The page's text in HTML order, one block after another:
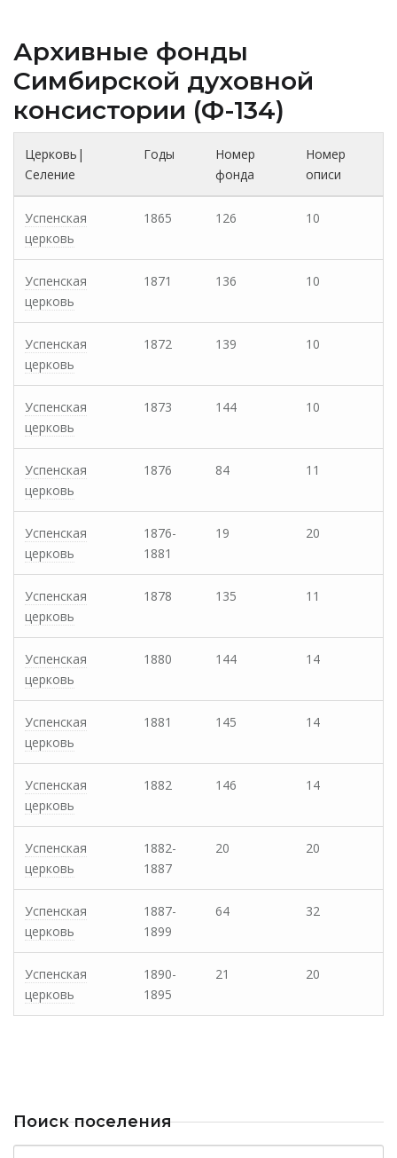
Архивные фонды
Cимбирской духовной
консистории (Ф-134)
Церковь|
Селение
Годы
Номер
фонда
Номер
описи
Успенская
церковь
1865 126 10
Успенская
церковь
1871 136 10
Успенская
церковь
1872 139 10
Успенская
церковь
1873 144 10
Успенская
церковь
1876 84 11
Успенская
церковь
1876-
1881
19 20
Успенская
церковь
1878 135 11
Успенская
церковь
1880 144 14
Успенская
церковь
1881 145 14
Успенская
церковь
1882 146 14
Успенская
церковь
1882-
1887
20 20
Успенская
церковь
1887-
1899
64 32
Успенская
церковь
1890-
1895
21 20
Поиск поселения